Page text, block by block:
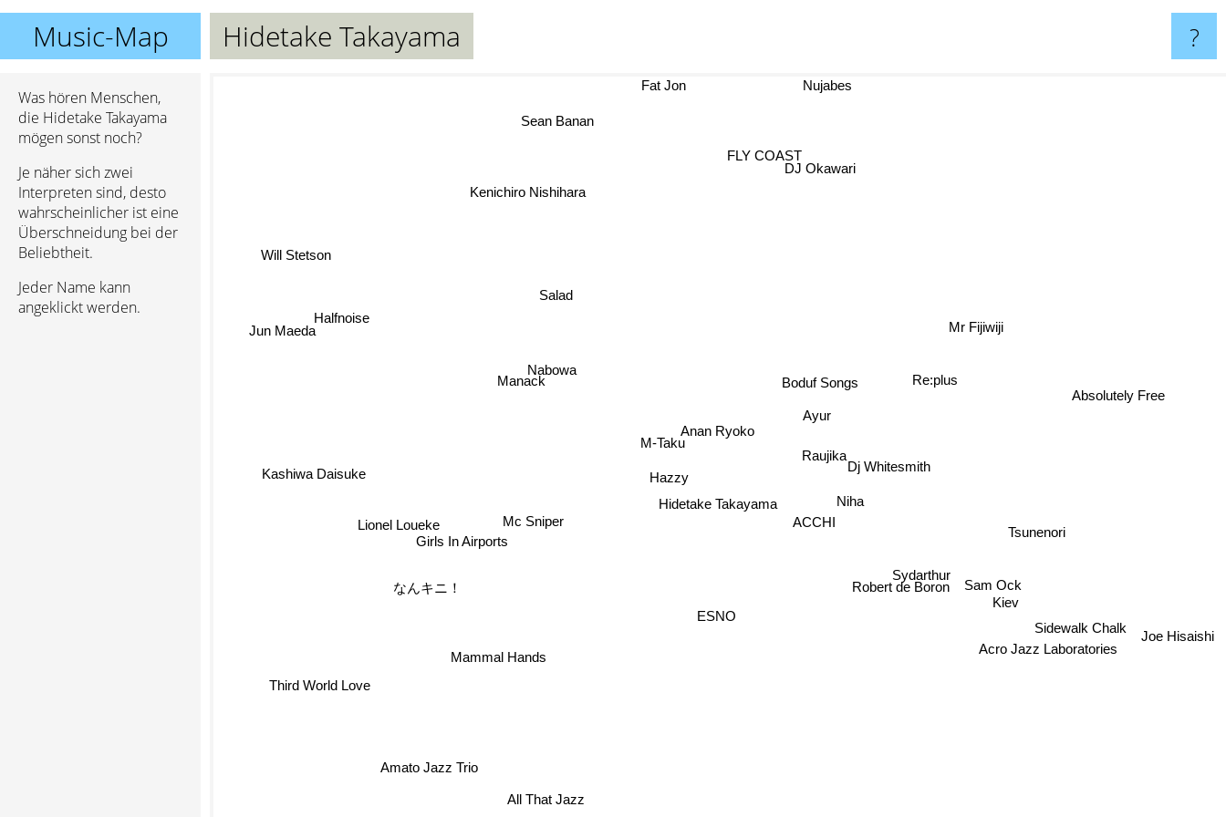
Music-Map Hidetake Takayama ?
Was hören Menschen,
die Hidetake Takayama
mögen sonst noch?
Je näher sich zwei
Interpreten sind, desto
wahrscheinlicher ist eine
Überschneidung bei der
Beliebtheit.
Jeder Name kann
angeklickt werden.
Hidetake Takayama
Anan Ryoko
Raujika
Ayur
Hazzy
ACCHI
ESNO
Robert de Boron
Dj Whitesmith
Mc Sniper
Niha
Re:plus
Mammal Hands
Sam Ock
Girls In Airports
Boduf Songs
Sydarthur
Tsunenori
Mr Fijiwiji
Nabowa
Lionel Loueke
FLY COAST
なんキニ！
Acro Jazz Laboratories
Sidewalk Chalk
DJ Okawari
Kiev
Will Stetson
Halfnoise
All That Jazz
Jun Maeda
Third World Love
Absolutely Free
Fat Jon Nujabes
Sean Banan